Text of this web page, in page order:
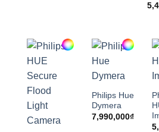
Philips Hue
Dymera
7,990,000₫